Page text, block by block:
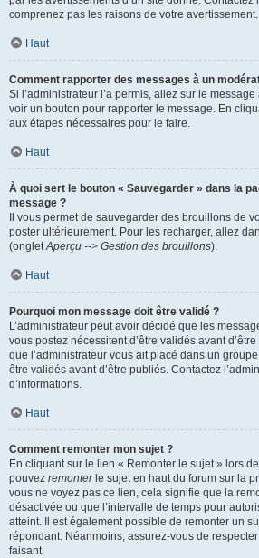
comprenez pas les raisons de votre avertissement.
Haut
Comment rapporter des messages à un
Si l’administrateur l’a permis, allez sur le
voir un bouton pour rapporter le message. En
aux étapes nécessaires pour le faire.
Haut
À quoi sert le bouton « Sauvegarder » dans la
message ?
Il vous permet de sauvegarder des brouillons de
poster ultérieurement. Pour les recharger, allez
(ongletAperçu --> Gestion des brouillons).
Haut
Pourquoi mon message doit être validé ?
L’administrateur peut avoir décidé que les
vous postez nécessitent d’être validés avant
que l’administrateur vous ait placé dans un
être validés avant d’être publiés. Contactez
d’informations.
Haut
Comment remonter mon sujet ?
En cliquant sur le lien « Remonter le sujet » lors
pouvez remonterle sujet en haut du forum sur la
vous ne voyez pas ce lien, cela signifie que la
désactivée ou que l’intervalle de temps pour
atteint. Il est également possible de remonter un
répondant. Néanmoins, assurez-vous de
faisant.